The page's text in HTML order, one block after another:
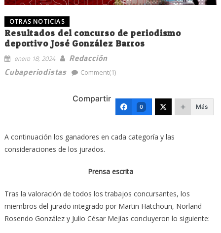
OTRAS NOTICIAS
Resultados del concurso de periodismo
deportivo José González Barros
enero 18, 2024
Redacción
Cubaperiodistas
Comment(1)
Compartir
0 Más
A continuación los ganadores en cada categoría y las
consideraciones de los jurados.
Prensa escrita
Tras la valoración de todos los trabajos concursantes, los
miembros del jurado integrado por Martin Hatchoun, Norland
Rosendo González y Julio César Mejías concluyeron lo siguiente: